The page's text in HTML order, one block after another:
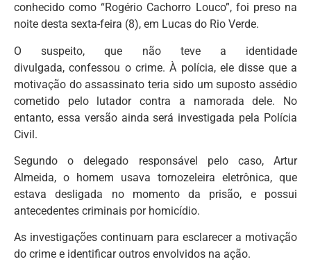
conhecido como “Rogério Cachorro Louco”, foi preso na
noite desta sexta-feira (8), em Lucas do Rio Verde.
O suspeito, que não teve a identidade
divulgada, confessou o crime. À polícia, ele disse que a
motivação do assassinato teria sido um suposto assédio
cometido pelo lutador contra a namorada dele. No
entanto, essa versão ainda será investigada pela Polícia
Civil.
Segundo o delegado responsável pelo caso, Artur
Almeida, o homem usava tornozeleira eletrônica, que
estava desligada no momento da prisão, e possui
antecedentes criminais por homicídio.
As investigações continuam para esclarecer a motivação
do crime e identificar outros envolvidos na ação.